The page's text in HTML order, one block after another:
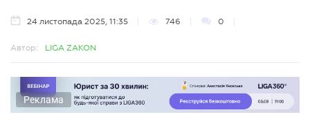
24 листопада 2025, 11:35 746 0
Автор: LIGA ZAKON
Реклама